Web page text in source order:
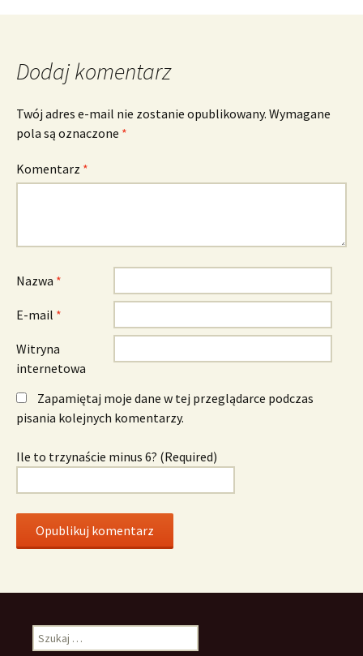
Dodaj komentarz
Twój adres e-mail nie zostanie opublikowany. Wymagane
pola są oznaczone *
Komentarz *
Nazwa *
E-mail *
Witryna
internetowa
Zapamiętaj moje dane w tej przeglądarce podczas
pisania kolejnych komentarzy.
Ile to trzynaście minus 6? (Required)
Szukaj: